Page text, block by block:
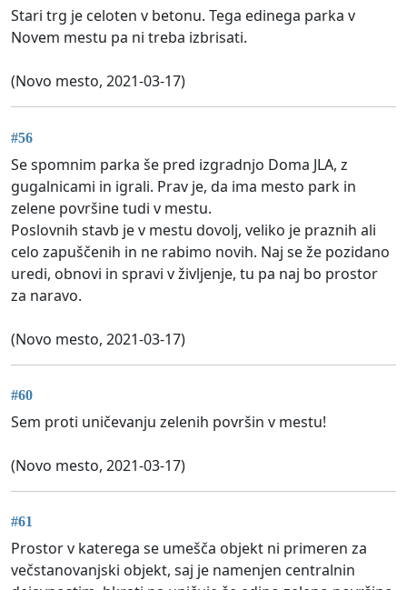
Stari trg je celoten v betonu. Tega edinega parka v
Novem mestu pa ni treba izbrisati.
(Novo mesto, 2021-03-17)
#56
Se spomnim parka še pred izgradnjo Doma JLA, z
gugalnicami in igrali. Prav je, da ima mesto park in
zelene površine tudi v mestu.
Poslovnih stavb je v mestu dovolj, veliko je praznih ali
celo zapuščenih in ne rabimo novih. Naj se že pozidano
uredi, obnovi in spravi v življenje, tu pa naj bo prostor
za naravo.
(Novo mesto, 2021-03-17)
#60
Sem proti uničevanju zelenih površin v mestu!
(Novo mesto, 2021-03-17)
#61
Prostor v katerega se umešča objekt ni primeren za
večstanovanjski objekt, saj je namenjen centralnin